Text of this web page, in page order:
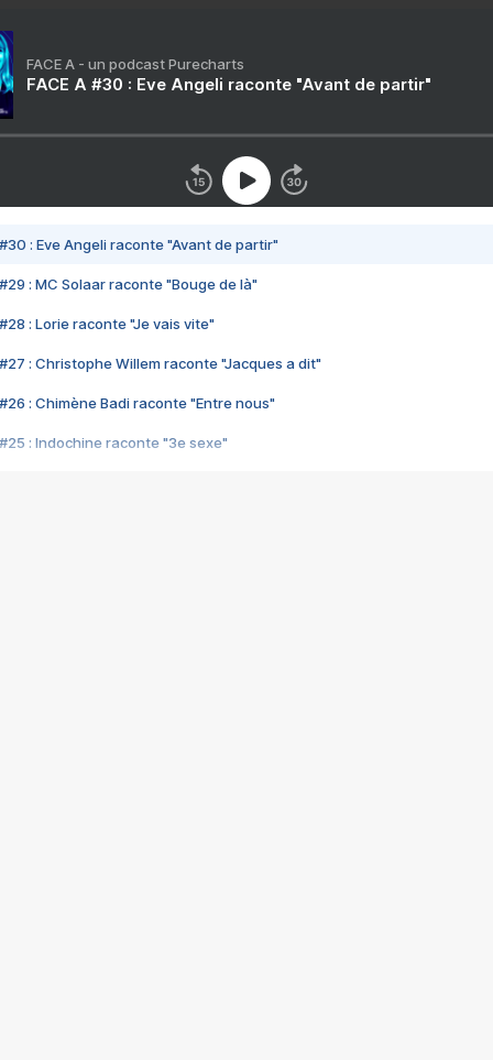
FACE A - un podcast Purecharts
FACE A #30 : Eve Angeli raconte "Avant de partir"
#30 : Eve Angeli raconte "Avant de partir"
#29 : MC Solaar raconte "Bouge de là"
#28 : Lorie raconte "Je vais vite"
#27 : Christophe Willem raconte "Jacques a dit"
#26 : Chimène Badi raconte "Entre nous"
#25 : Indochine raconte "3e sexe"